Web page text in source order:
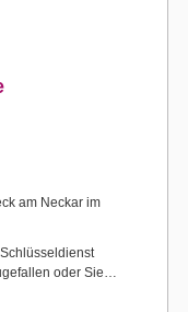
am Neckar im
oder Sie…